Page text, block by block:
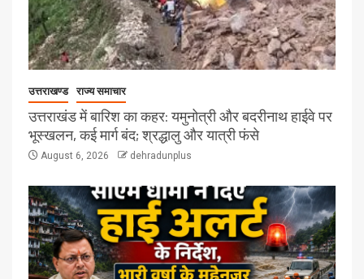
उत्तराखण्ड राज्य समाचार
उत्तराखंड में बारिश का कहर: यमुनोत्री और बदरीनाथ हाईवे पर
भूस्खलन, कई मार्ग बंद; श्रद्धालु और यात्री फंसे
August 6, 2026 dehradunplus